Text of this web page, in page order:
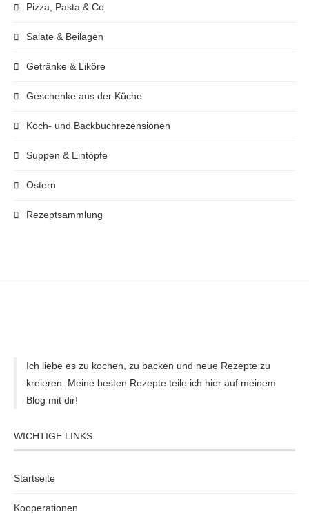
Pizza, Pasta & Co
Salate & Beilagen
Getränke & Liköre
Geschenke aus der Küche
Koch- und Backbuchrezensionen
Suppen & Eintöpfe
Ostern
Rezeptsammlung
Ich liebe es zu kochen, zu backen und neue Rezepte zu
kreieren. Meine besten Rezepte teile ich hier auf meinem
Blog mit dir!
WICHTIGE LINKS
Startseite
Kooperationen